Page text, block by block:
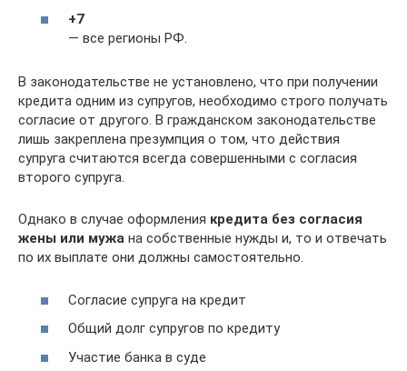
+7
— все регионы РФ.
В законодательстве не установлено, что при получении
кредита одним из супругов, необходимо строго получать
согласие от другого. В гражданском законодательстве
лишь закреплена презумпция о том, что действия
супруга считаются всегда совершенными с согласия
второго супруга.
Однако в случае оформления кредита без согласия
жены или мужа на собственные нужды и, то и отвечать
по их выплате они должны самостоятельно.
Согласие супруга на кредит
Общий долг супругов по кредиту
Участие банка в суде